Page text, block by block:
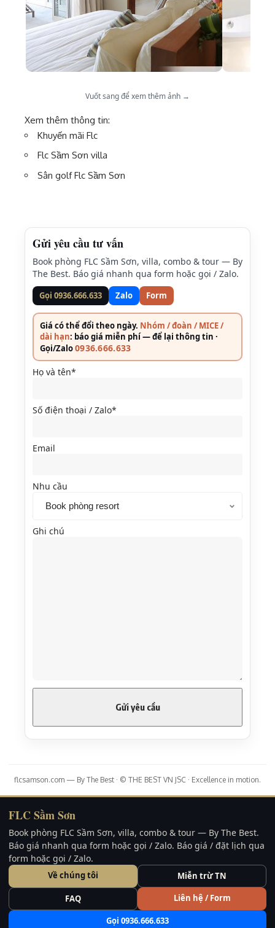
Vuốt sang để xem thêm ảnh →
Xem thêm thông tin:
Khuyến mãi Flc
Flc Sầm Sơn villa
Sân golf Flc Sầm Sơn
Gửi yêu cầu tư vấn
Book phòng FLC Sầm Sơn, villa, combo & tour — By
The Best. Báo giá nhanh qua form hoặc gọi / Zalo.
Gọi 0936.666.633 Zalo Form
Giá có thể đổi theo ngày. Nhóm / đoàn / MICE /
dài hạn: báo giá miễn phí — để lại thông tin ·
Gọi/Zalo0936.666.633
Họ và tên*
Số điện thoại / Zalo*
Email
Nhu cầu
Ghi chú
flcsamson.com — By The Best · © THE BEST VN JSC · Excellence in motion.
FLC Sầm Sơn
Book phòng FLC Sầm Sơn, villa, combo & tour — By The Best.
Báo giá nhanh qua form hoặc gọi / Zalo. Báo giá / đặt lịch qua
form hoặc gọi / Zalo.
Về chúng tôi Miễn trừ TN
FAQ Liên hệ / Form
Gọi 0936.666.633